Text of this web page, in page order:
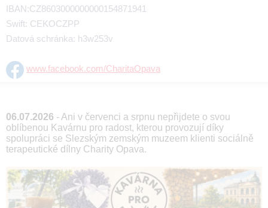
IBAN:CZ8603000000000154871941
Swift: CEKOCZPP
Datová schránka: h3w253v
www.facebook.com/CharitaOpava
06.07.2026 - Ani v červenci a srpnu nepřijdete o svou
oblíbenou Kavárnu pro radost, kterou provozují díky
spolupráci se Slezským zemským muzeem klienti sociálně
terapeutické dílny Charity Opava.